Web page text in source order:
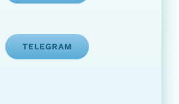
TELEGRAM